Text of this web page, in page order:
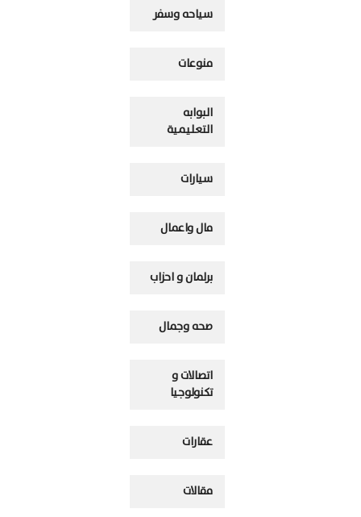
سياحه وسفر
منوعات
البوابه
التعليمية
سيارات
مال واعمال
برلمان و احزاب
صحه وجمال
اتصالات و
تكنولوجيا
عقارات
مقالات